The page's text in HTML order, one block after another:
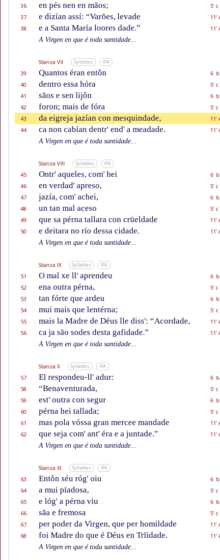
36
en pés nen en mãos;
5' c
37
e dizían assí: “Varões, levade
11'
38
e a Santa María loores dade.”
11'
A Virgen en que é toda santidade...
Stanza VII Syllables IPA
39 Quantos éran entôn
6 b
40
dentro essa hóra
5' c
41
sãos e sen lijôn
6 b
42
foron; mais de fóra
5' c
43
da eigreja jazían con mesquindade,
11'
44
ca non cabían dentr' end' a meadade.
11'
A Virgen en que é toda santidade...
Stanza VIII Syllables IPA
45 Ontr' aqueles, com' hei
6 b
46
en verdad' apreso,
5' c
47
jazía, com' achei,
6 b
48
un tan mal aceso
5' c
49
que sa pérna tallara con crüeldade
11'
50
e deitara no río dessa cidade.
11'
A Virgen en que é toda santidade...
Stanza IX Syllables IPA
51 O mal xe ll' aprendeu
6 b
52
ena outra pérna,
5' c
53
tan fórte que ardeu
6 b
54
mui mais que lentérna;
5' c
55
mais la Madre de Déus lle diss': “Acordade,
11'
56
ca ja são sodes desta gafidade.”
11'
A Virgen en que é toda santidade...
Stanza X Syllables IPA
57 El respondeu-ll' adur:
6 b
58
“Benaventurada,
5' c
59
est' outra con segur
6 b
60
pérna hei tallada;
5' c
61
mas pola vóssa gran mercee mandade
11'
62
que seja com' ant' éra e a juntade.”
11'
A Virgen en que é toda santidade...
Stanza XI Syllables IPA
63 Entôn séu róg' oiu
6 b
64
a mui pïadosa,
5' c
65
e lóg' a pérna viu
6 b
66
sãa e fremosa
5' c
67
per poder da Virgen, que per homildade
11'
68
foi Madre do que é Déus en Trĩidade.
11'
A Virgen en que é toda santidade...